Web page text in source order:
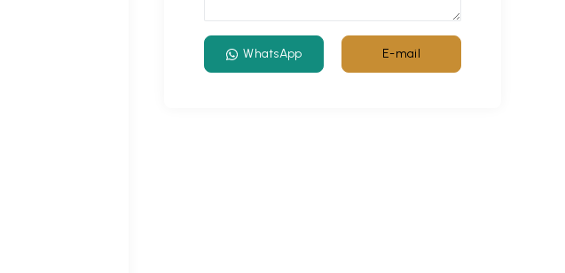
WhatsApp E-mail